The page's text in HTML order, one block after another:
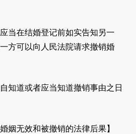
当在结婚登记前如实告知另一
方可以向人民法院请求撤销婚
知道或者应当知道撤销事由之日
姻无效和被撤销的法律后果】